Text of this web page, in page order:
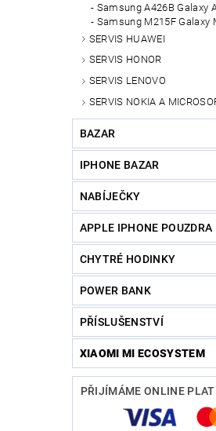
Samsung A426B Galaxy
Samsung M215F Galaxy
SERVIS HUAWEI
SERVIS HONOR
SERVIS LENOVO
SERVIS NOKIA A
BAZAR
IPHONE BAZAR
NABÍJEČKY
APPLE IPHONE POUZDRA
CHYTRÉ HODINKY
POWER BANK
PŘÍSLUŠENSTVÍ
XIAOMI MI ECOSYSTEM
PŘIJÍMÁME ONLINE